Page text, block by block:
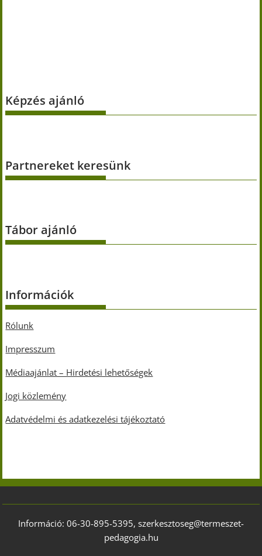
Képzés ajánló
Partnereket keresünk
Tábor ajánló
Információk
Rólunk
Impresszum
Médiaajánlat – Hirdetési lehetőségek
Jogi közlemény
Adatvédelmi és adatkezelési tájékoztató
Információ: 06-30-895-5395, szerkesztoseg@termeszet-
pedagogia.hu